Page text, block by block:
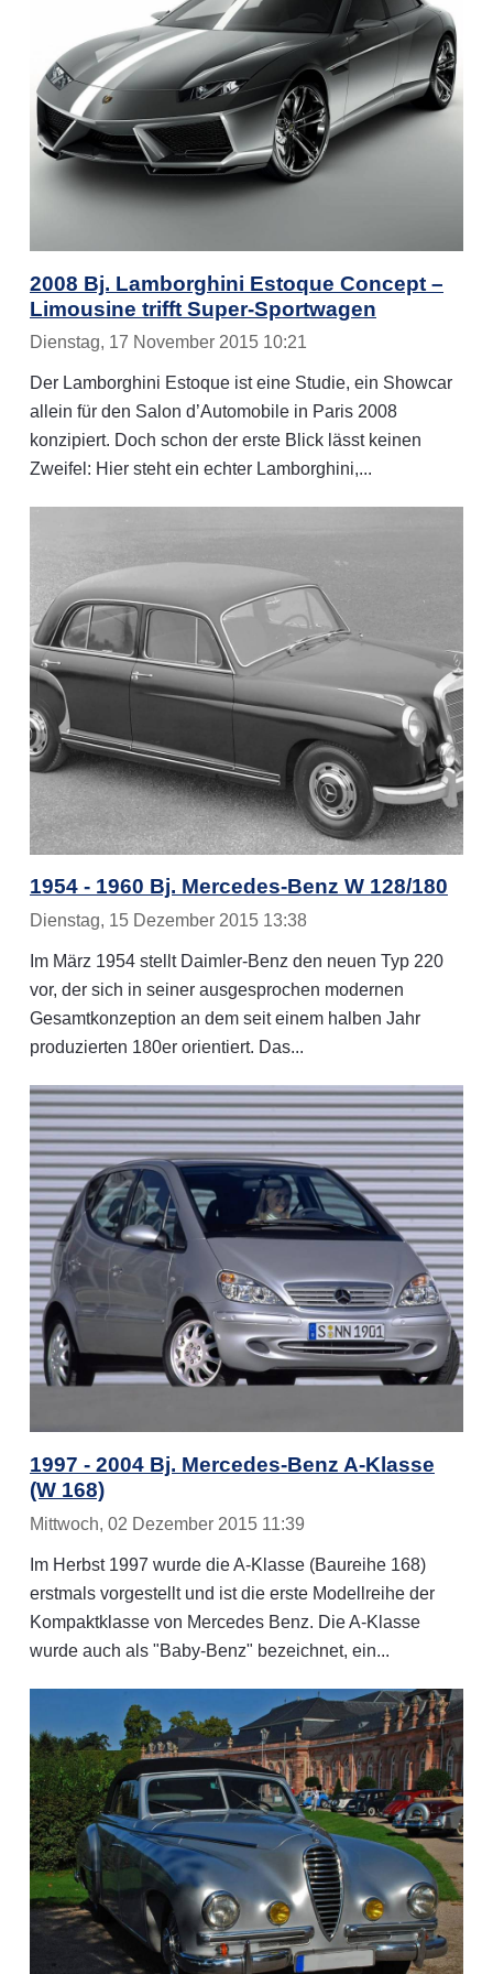
2008 Bj. Lamborghini Estoque Concept –
Limousine trifft Super-Sportwagen
Dienstag, 17 November 2015 10:21
Der Lamborghini Estoque ist eine Studie, ein Showcar
allein für den Salon d’Automobile in Paris 2008
konzipiert. Doch schon der erste Blick lässt keinen
Zweifel: Hier steht ein echter Lamborghini,...
1954 - 1960 Bj. Mercedes-Benz W 128/180
Dienstag, 15 Dezember 2015 13:38
Im März 1954 stellt Daimler-Benz den neuen Typ 220
vor, der sich in seiner ausgesprochen modernen
Gesamtkonzeption an dem seit einem halben Jahr
produzierten 180er orientiert. Das...
1997 - 2004 Bj. Mercedes-Benz A-Klasse
(W 168)
Mittwoch, 02 Dezember 2015 11:39
Im Herbst 1997 wurde die A-Klasse (Baureihe 168)
erstmals vorgestellt und ist die erste Modellreihe der
Kompaktklasse von Mercedes Benz. Die A-Klasse
wurde auch als "Baby-Benz" bezeichnet, ein...